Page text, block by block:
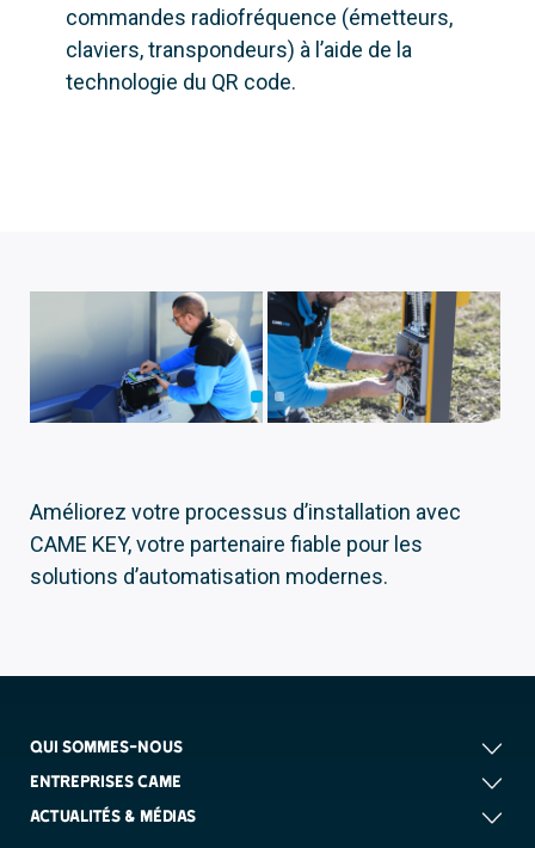
commandes radiofréquence (émetteurs,
claviers, transpondeurs) à l’aide de la
technologie du QR code.
Améliorez votre processus d’installation avec
CAME KEY, votre partenaire fiable pour les
solutions d’automatisation modernes.
QUI SOMMES-NOUS
ENTREPRISES CAME
ACTUALITÉS & MÉDIAS